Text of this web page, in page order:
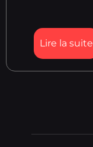
Lire la suite